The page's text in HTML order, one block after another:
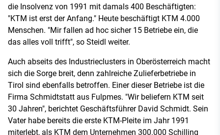
die Insolvenz von 1991 mit damals 400 Beschäftigten:
"KTM ist erst der Anfang." Heute beschäftigt KTM 4.000
Menschen. "Mir fallen ad hoc sicher 15 Betriebe ein, die
das alles voll trifft", so Steidl weiter.
Auch abseits des Industrieclusters in Oberösterreich macht
sich die Sorge breit, denn zahlreiche Zulieferbetriebe in
Tirol sind ebenfalls betroffen. Einer dieser Betriebe ist die
Firma Schmidtstatt aus Fulpmes. "Wir beliefern KTM seit
30 Jahren", berichtet Geschäftsführer David Schmidt. Sein
Vater habe bereits die erste KTM-Pleite im Jahr 1991
miterlebt, als KTM dem Unternehmen 300.000 Schilling